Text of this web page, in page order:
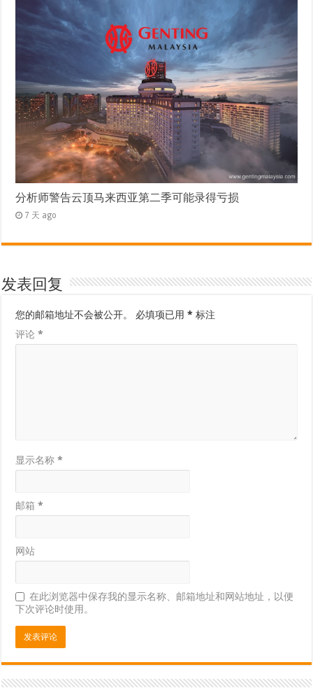
分析师警告云顶马来西亚第二季可能录得亏损
7 天 ago
发表回复
您的邮箱地址不会被公开。 必填项已用* 标注
评论*
显示名称*
邮箱*
网站
在此浏览器中保存我的显示名称、邮箱地址和网站地址，以便
下次评论时使用。